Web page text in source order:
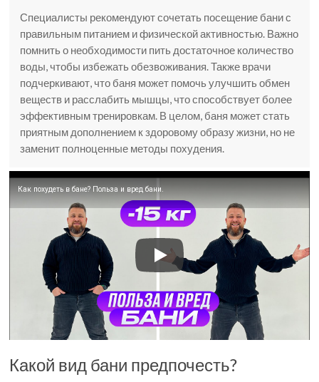
Специалисты рекомендуют сочетать посещение бани с
правильным питанием и физической активностью. Важно
помнить о необходимости пить достаточное количество
воды, чтобы избежать обезвоживания. Также врачи
подчеркивают, что баня может помочь улучшить обмен
веществ и расслабить мышцы, что способствует более
эффективным тренировкам. В целом, баня может стать
приятным дополнением к здоровому образу жизни, но не
заменит полноценные методы похудения.
Как похудеть в бане? Польза и вред бани.
Какой вид бани предпочесть?